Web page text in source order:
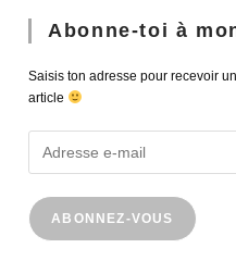
Abonne-toi à
Saisis ton adresse pour recevoir
article
ABONNEZ-VOUS